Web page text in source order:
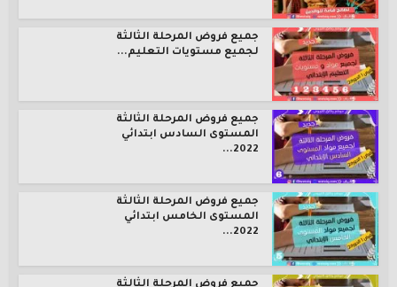
جميع فروض المرحلة الثالثة
لجميع مستويات التعليم...
جميع فروض المرحلة الثالثة
المستوى السادس ابتدائي
2022...
جميع فروض المرحلة الثالثة
المستوى الخامس ابتدائي
2022...
جميع فروض المرحلة الثالثة